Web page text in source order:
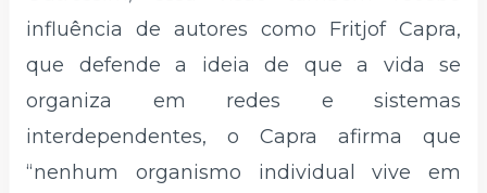
influência de autores como Fritjof Capra,
que defende a ideia de que a vida se
organiza em redes e sistemas
interdependentes, o Capra afirma que
“nenhum organismo individual vive em